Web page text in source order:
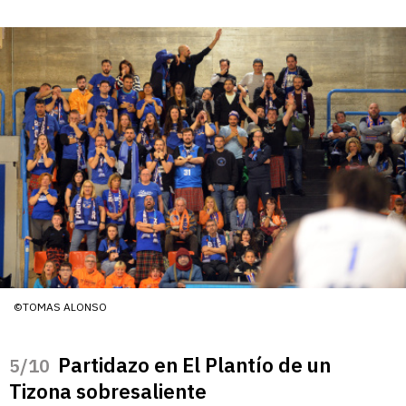
©TOMAS ALONSO
/10 Partidazo en El Plantío de un
Tizona sobresaliente